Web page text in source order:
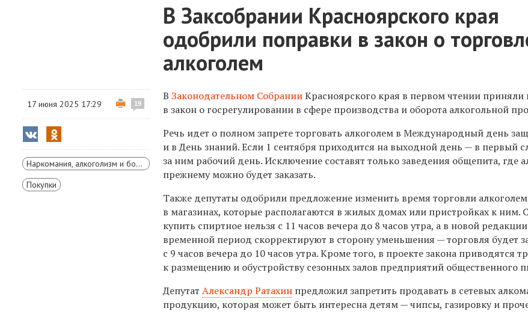
В Заксобрании Красноярского края
одобрили поправки в закон о
алкоголем
17 июня 2025 17:29 19
Наркомания, алкоголизм и борьба с ними
Покупки
ВЗаконодательном СобранииКрасноярского края в первом чтении приняли
в закон о госрегулировании в сфере производства и оборота алкогольной
Речь идет о полном запрете торговать алкоголем в Международный день
и в День знаний. Если 1 сентября приходится на выходной день — в первый
за ним рабочий день. Исключение составят только заведения общепита, где
прежнему можно будет заказать.
Также депутаты одобрили предложение изменить время торговли алкоголем
в магазинах, которые располагаются в жилых домах или пристройках к ним.
купить спиртное нельзя с 11 часов вечера до 8 часов утра, а в новой редакции
временной период скорректируют в сторону уменьшения — торговля будет
с 9 часов вечера до 10 часов утра. Кроме того, в проекте закона приводятся
к размещению и обустройству сезонных залов предприятий общественного
ДепутатАлександр Ратахин предложил запретить продавать в сетевых
продукцию, которая может быть интересна детям — чипсы, газировку и